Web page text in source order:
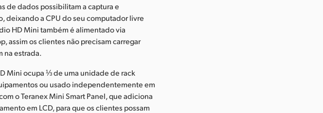
de dados possibilitam a captura e
deixando a CPU do seu computador livre
HD Mini também é alimentado via
assim os clientes não precisam carregar
na estrada.
Mini ocupa ⅓ de uma unidade de rack
ou usado independentemente em
o Teranex Mini Smart Panel, que adiciona
em LCD, para que os clientes possam